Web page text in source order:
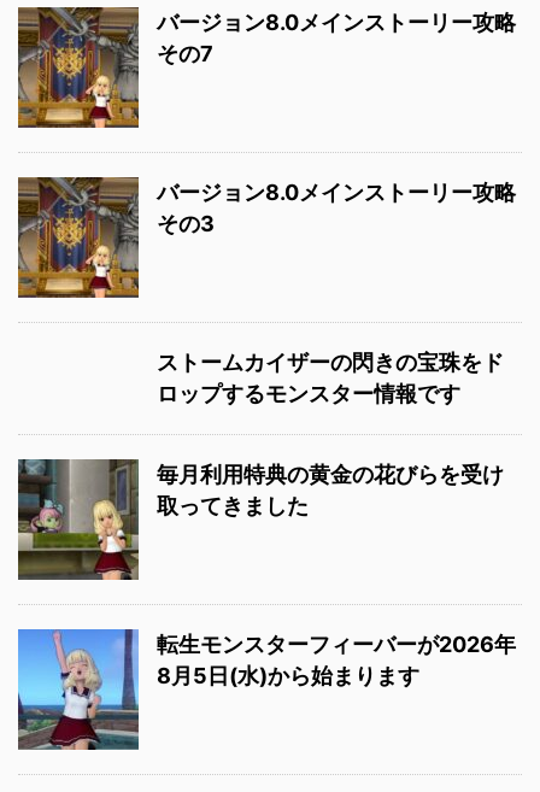
バージョン8.0メインストーリー攻略
その7
バージョン8.0メインストーリー攻略
その3
ストームカイザーの閃きの宝珠をド
ロップするモンスター情報です
毎月利用特典の黄金の花びらを受け
取ってきました
転生モンスターフィーバーが2026年
8月5日(水)から始まります